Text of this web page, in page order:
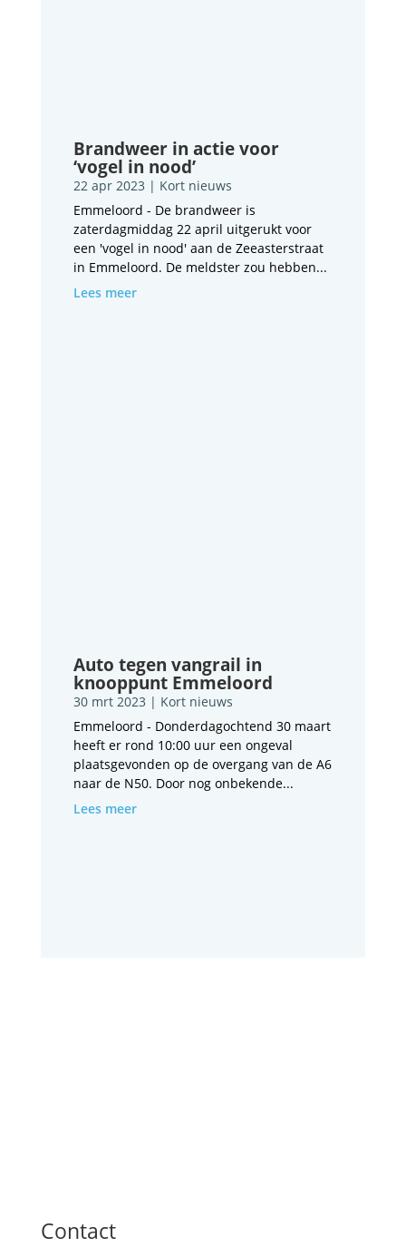
Brandweer in actie voor
‘vogel in nood’
22 apr 2023 | Kort nieuws
Emmeloord - De brandweer is
zaterdagmiddag 22 april uitgerukt voor
een 'vogel in nood' aan de Zeeasterstraat
in Emmeloord. De meldster zou hebben...
Lees meer
Auto tegen vangrail in
knooppunt Emmeloord
30 mrt 2023 | Kort nieuws
Emmeloord - Donderdagochtend 30 maart
heeft er rond 10:00 uur een ongeval
plaatsgevonden op de overgang van de A6
naar de N50. Door nog onbekende...
Lees meer
Contact